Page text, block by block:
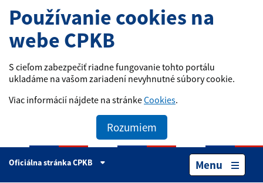
Používanie cookies na
webe CPKB
S cieľom zabezpečiť riadne fungovanie tohto portálu
ukladáme na vašom zariadení nevyhnutné súbory cookie.
Viac informácií nájdete na stránkeCookies.
Rozumiem
Oficiálna stránka CPKB Menu